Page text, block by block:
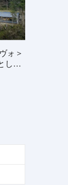
ォ＞
して